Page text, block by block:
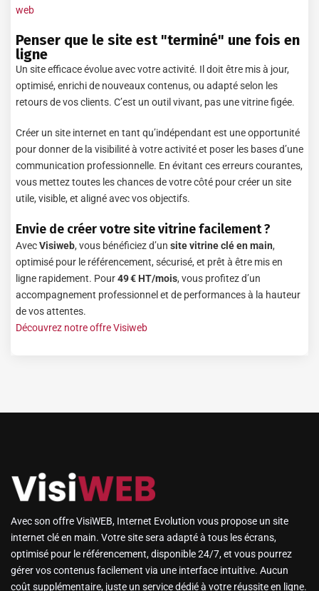
web
Penser que le site est "terminé" une fois en
ligne
Un site efficace évolue avec votre activité. Il doit être mis à jour,
optimisé, enrichi de nouveaux contenus, ou adapté selon les
retours de vos clients. C’est un outil vivant, pas une vitrine figée.
Créer un site internet en tant qu’indépendant est une opportunité
pour donner de la visibilité à votre activité et poser les bases d’une
communication professionnelle. En évitant ces erreurs courantes,
vous mettez toutes les chances de votre côté pour créer un site
utile, visible, et aligné avec vos objectifs.
Envie de créer votre site vitrine facilement ?
AvecVisiweb, vous bénéficiez d’un site vitrine clé en main,
optimisé pour le référencement, sécurisé, et prêt à être mis en
ligne rapidement. Pour49 € HT/mois, vous profitez d’un
accompagnement professionnel et de performances à la hauteur
de vos attentes.
Découvrez notre offre Visiweb
Avec son offre VisiWEB, Internet Evolution vous propose un site
internet clé en main. Votre site sera adapté à tous les écrans,
optimisé pour le référencement, disponible 24/7, et vous pourrez
gérer vos contenus facilement via une interface intuitive. Aucun
coût supplémentaire, juste un service dédié à votre réussite en ligne.